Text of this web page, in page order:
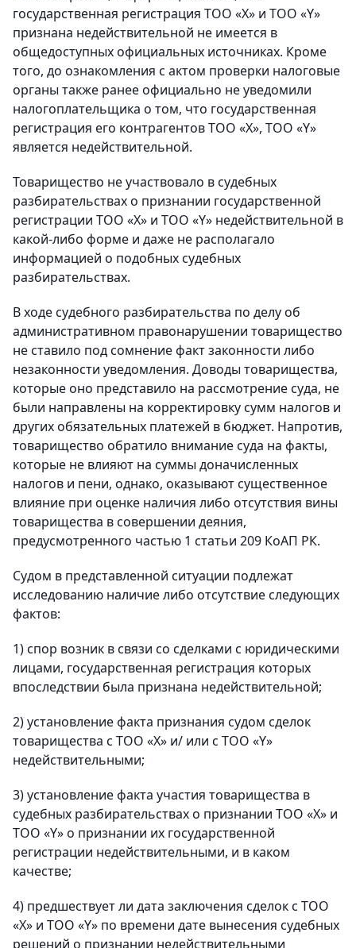
государственная регистрация ТОО «Х» и ТОО «Y»
признана недействительной не имеется в
общедоступных официальных источниках. Кроме
того, до ознакомления с актом проверки налоговые
органы также ранее официально не уведомили
налогоплательщика о том, что государственная
регистрация его контрагентов ТОО «Х», ТОО «Y»
является недействительной.
Товарищество не участвовало в судебных
разбирательствах о признании государственной
регистрации ТОО «Х» и ТОО «Y» недействительной в
какой-либо форме и даже не располагало
информацией о подобных судебных
разбирательствах.
В ходе судебного разбирательства по делу об
административном правонарушении товарищество
не ставило под сомнение факт законности либо
незаконности уведомления. Доводы товарищества,
которые оно представило на рассмотрение суда, не
были направлены на корректировку сумм налогов и
других обязательных платежей в бюджет. Напротив,
товарищество обратило внимание суда на факты,
которые не влияют на суммы доначисленных
налогов и пени, однако, оказывают существенное
влияние при оценке наличия либо отсутствия вины
товарищества в совершении деяния,
предусмотренного частью 1 статьи 209 КоАП РК.
Судом в представленной ситуации подлежат
исследованию наличие либо отсутствие следующих
фактов:
1) спор возник в связи со сделками с юридическими
лицами, государственная регистрация которых
впоследствии была признана недействительной;
2) установление факта признания судом сделок
товарищества с ТОО «Х» и/ или с ТОО «Y»
недействительными;
3) установление факта участия товарищества в
судебных разбирательствах о признании ТОО «Х» и
ТОО «Y» о признании их государственной
регистрации недействительными, и в каком
качестве;
4) предшествует ли дата заключения сделок с ТОО
«Х» и ТОО «Y» по времени дате вынесения судебных
решений о признании недействительными